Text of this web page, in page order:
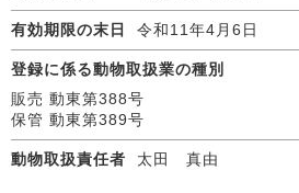
有効期限の末日 令和11年4月6日
登録に係る動物取扱業の種別
販売 動東第388号
保管 動東第389号
動物取扱責任者 太田 真由